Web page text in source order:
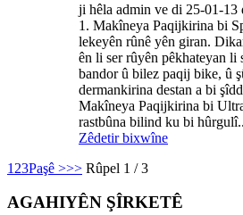
ji hêla admin ve di 25-01-13
1. Makîneya Paqijkirina bi
lekeyên rûnê yên giran.
ên li ser rûyên pêkhateyan li
bandor û bilez paqij bike, û
dermankirina destan a bi
Makîneya Paqijkirina bi
rastbûna bilind ku bi
Zêdetir bixwîne
1 23Paşê >>> Rûpel 1 / 3
AGAHIYÊN ŞÎRKETÊ